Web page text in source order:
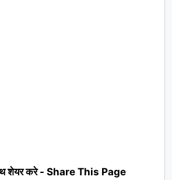
शेयर करे - Share This Page